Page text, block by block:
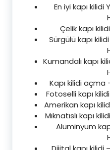
En iyi kapı kilidi
Çelik kapı
Sürgülü kapı
Kumandalı kapı
Kapı kilidi açma
Fotoselli kapı
Amerikan kapı
Mıknatıslı kapı
Alüminyum